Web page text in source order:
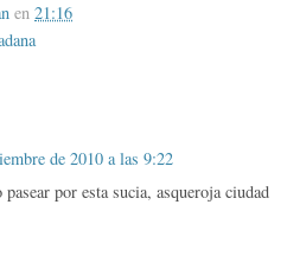
en 21:16
de 2010 a las 9:22
pasear por esta sucia, asqueroja ciudad